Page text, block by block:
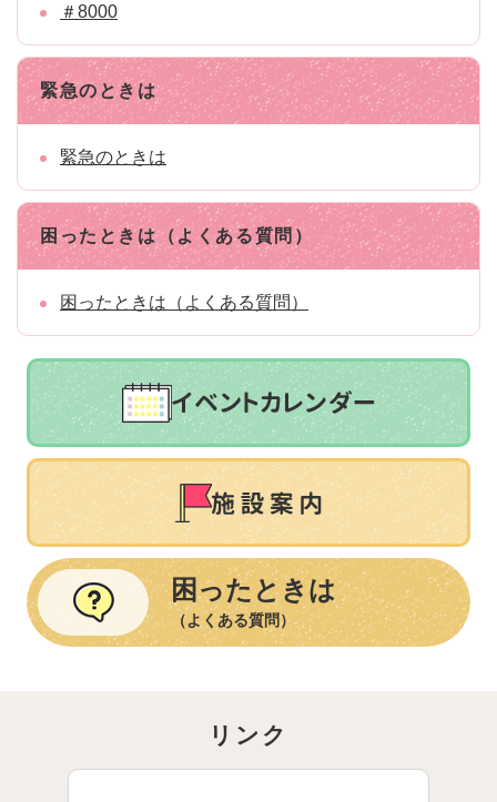
＃8000
緊急のときは
緊急のときは
困ったときは（よくある質問）
困ったときは（よくある質問）
困ったときは
（よくある質問）
リンク